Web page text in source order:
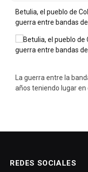
Betulia, el pueblo de
guerra entre bandas
La guerra entre la
años teniendo lugar en
REDES SOCIALES